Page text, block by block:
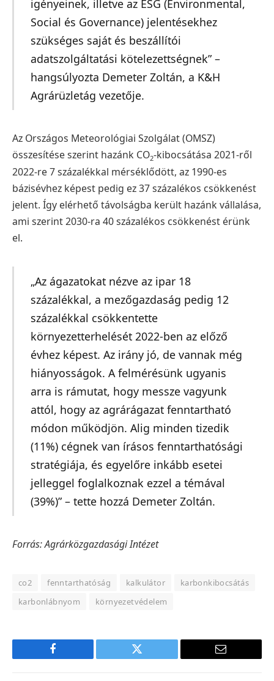
igényeinek, illetve az ESG (Environmental,
Social és Governance) jelentésekhez
szükséges saját és beszállítói
adatszolgáltatási kötelezettségnek” –
hangsúlyozta Demeter Zoltán, a K&H
Agrárüzletág vezetője.
Az Országos Meteorológiai Szolgálat (OMSZ)
összesítése szerint hazánk CO2-kibocsátása 2021-ről
2022-re 7 százalékkal mérséklődött, az 1990-es
bázisévhez képest pedig ez 37 százalékos csökkenést
jelent. Így elérhető távolságba került hazánk vállalása,
ami szerint 2030-ra 40 százalékos csökkenést érünk
el.
„Az ágazatokat nézve az ipar 18
százalékkal, a mezőgazdaság pedig 12
százalékkal csökkentette
környezetterhelését 2022-ben az előző
évhez képest. Az irány jó, de vannak még
hiányosságok. A felmérésünk ugyanis
arra is rámutat, hogy messze vagyunk
attól, hogy az agrárágazat fenntartható
módon működjön. Alig minden tizedik
(11%) cégnek van írásos fenntarthatósági
stratégiája, és egyelőre inkább esetei
jelleggel foglalkoznak ezzel a témával
(39%)” – tette hozzá Demeter Zoltán.
Forrás: Agrárközgazdasági Intézet
co2 fenntarthatóság kalkulátor
karbonkibocsátás
karbonlábnyom
környezetvédelem
Facebook Twitter
E-